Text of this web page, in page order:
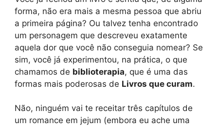
forma, não era mais a mesma pessoa que abriu
a primeira página? Ou talvez tenha encontrado
um personagem que descreveu exatamente
aquela dor que você não conseguia nomear? Se
sim, você já experimentou, na prática, o que
chamamos de biblioterapia, que é uma das
formas mais poderosas de Livros que curam.
Não, ninguém vai te receitar três capítulos de
um romance em jejum (embora eu ache uma